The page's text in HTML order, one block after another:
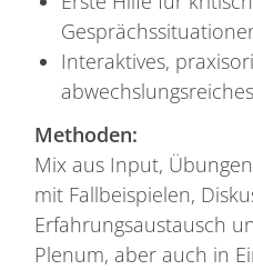
Interaktives,
Methoden:
Mix aus Input,
mit Fallbeispielen,
Erfahrungsaustausch
Plenum, aber auch in